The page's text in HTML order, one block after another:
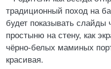
традиционный поход на
будет показывать слайды
простыню на стену, как
чёрно-белых маминых
красивая.